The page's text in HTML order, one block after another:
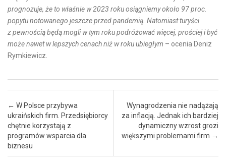
prognozuje, że to właśnie w 2023 roku osiągniemy około 97 proc.
popytu notowanego jeszcze przed pandemią. Natomiast turyści
z pewnością będą mogli w tym roku podróżować więcej, prościej i być
może nawet w lepszych cenach niż w roku ubiegłym – ocenia Deniz
Rymkiewicz.
Post navigation
← W Polsce przybywa
ukraińskich firm. Przedsiębiorcy
chętnie korzystają z
programów wsparcia dla
biznesu
Wynagrodzenia nie nadążają
za inflacją. Jednak ich bardziej
dynamiczny wzrost grozi
większymi problemami firm →